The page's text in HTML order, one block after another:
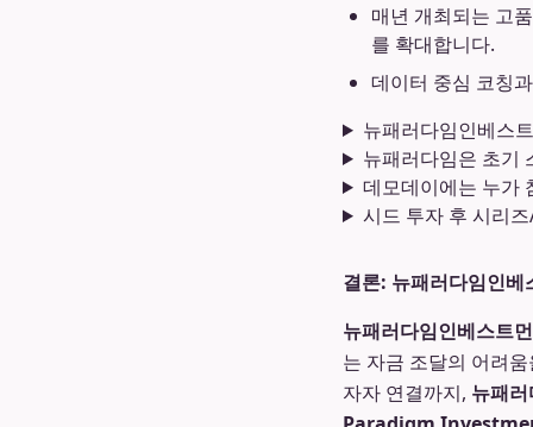
매년 개최되는 고
를 확대합니다.
데이터 중심 코칭
뉴패러다임인베스
뉴패러다임은 초기
데모데이에는 누가
시드 투자 후 시리
결론: 뉴패러다임인
뉴패러다임인베스트
는 자금 조달의 어려
자자 연결까지, 뉴패